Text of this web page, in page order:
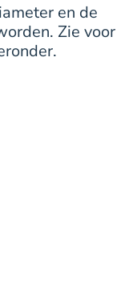
en de
Zie voor